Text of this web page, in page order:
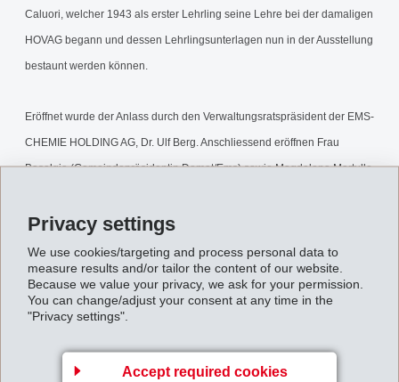
Privacy settings
We use cookies/targeting and process personal data to
measure results and/or tailor the content of our website.
Because we value your privacy, we ask for your permission.
You can change/adjust your consent at any time in the
"Privacy settings".
Accept required cookies
Caluori, welcher 1943 als erster Lehrling seine Lehre bei der damaligen
HOVAG begann und dessen Lehrlingsunterlagen nun in der Ausstellung
bestaunt werden können.
Eröffnet wurde der Anlass durch den Verwaltungsratspräsident der EMS-
CHEMIE HOLDING AG, Dr. Ulf Berg. Anschliessend eröffnen Frau
Baselgia (Gemeindepräsidentin Domat/Ems) sowie Magdalena Martullo
geniessen die Gäste ein festliches Nachtessen mit Ansprachen von
Regierungspräsident Dr. Martin Schmid, Beatrice Baselgia
(Gemeindepräsidentin Domat/Ems) und Theo Haas (Präsident der
Bürgergemeinde Domat/Ems). Dr. Marcel Capaul erheitert die Gäste mit
Anekdoten aus seiner über 33-jährigen Tätigkeit bei EMS. Ein weiterer
Höhepunkt des Abends bildet die von persönlichen Eindrücken und
Erfahrungen geprägte Festrede von Dr. Ch. Blocher, welcher die EMS-